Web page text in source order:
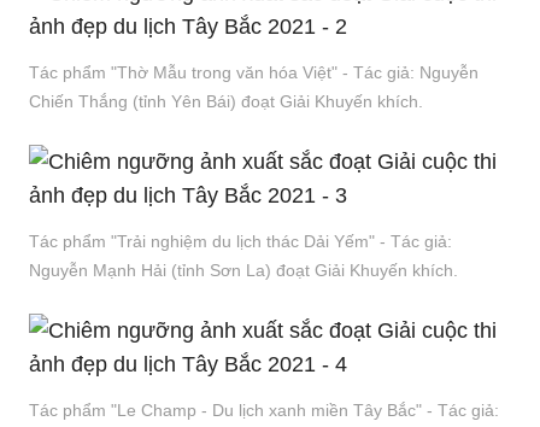
Tác phẩm "Thờ Mẫu trong văn hóa Việt" - Tác giả: Nguyễn
Chiến Thắng (tỉnh Yên Bái) đoạt Giải Khuyến khích.
Tác phẩm "Trải nghiệm du lịch thác Dải Yếm" - Tác giả:
Nguyễn Mạnh Hải (tỉnh Sơn La) đoạt Giải Khuyến khích.
Tác phẩm "Le Champ - Du lịch xanh miền Tây Bắc" - Tác giả: